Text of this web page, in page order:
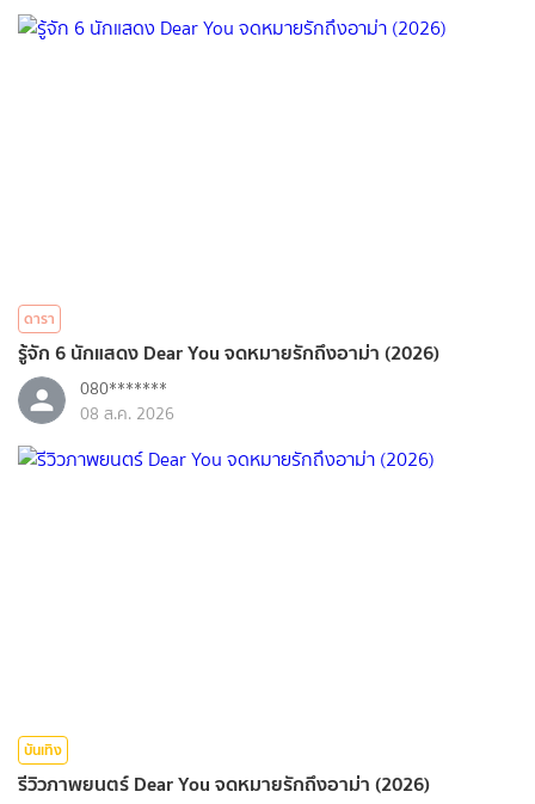
ดารา
รู้จัก 6 นักแสดง Dear You จดหมายรักถึงอาม่า (2026)
080*******
08 ส.ค. 2026
บันเทิง
รีวิวภาพยนตร์ Dear You จดหมายรักถึงอาม่า (2026)